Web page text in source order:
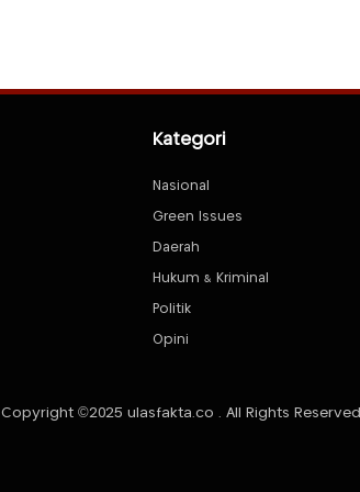
Kategori
Nasional
Green Issues
Daerah
Hukum & Kriminal
Politik
Opini
Copyright ©2025 ulasfakta.co . All Rights Reserved